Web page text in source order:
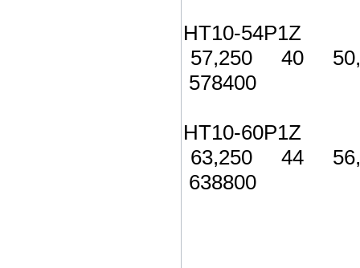
HT10-
57,250 40
578400
HT10-60P1Z
63,250 44
638800